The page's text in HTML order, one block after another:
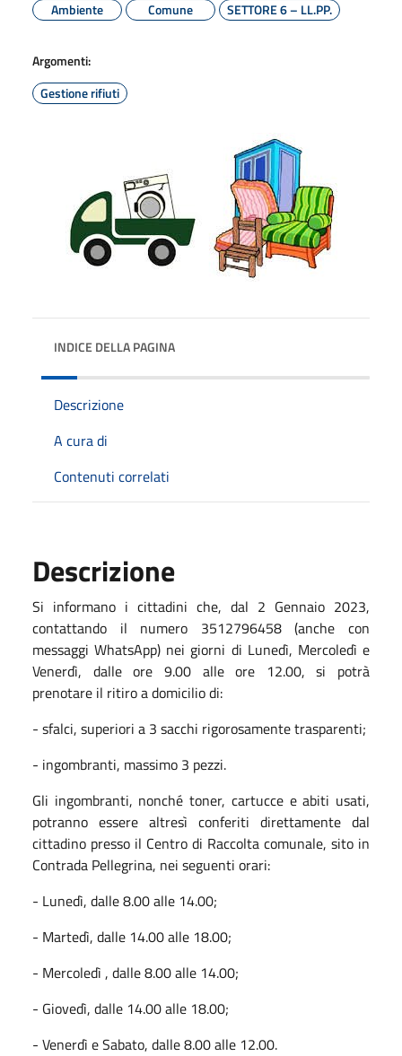
Ambiente
Comune SETTORE 6 – LL.PP.
Argomenti:
Gestione rifiuti
INDICE DELLA PAGINA
Descrizione
A cura di
Contenuti correlati
Descrizione
Si informano i cittadini che, dal 2 Gennaio 2023,
contattando il numero 3512796458 (anche con
messaggi WhatsApp) nei giorni di Lunedì, Mercoledì e
Venerdì, dalle ore 9.00 alle ore 12.00, si potrà
prenotare il ritiro a domicilio di:
- sfalci, superiori a 3 sacchi rigorosamente trasparenti;
- ingombranti, massimo 3 pezzi.
Gli ingombranti, nonché toner, cartucce e abiti usati,
potranno essere altresì conferiti direttamente dal
cittadino presso il Centro di Raccolta comunale, sito in
Contrada Pellegrina, nei seguenti orari:
- Lunedì, dalle 8.00 alle 14.00;
- Martedì, dalle 14.00 alle 18.00;
- Mercoledì , dalle 8.00 alle 14.00;
- Giovedì, dalle 14.00 alle 18.00;
- Venerdì e Sabato, dalle 8.00 alle 12.00.